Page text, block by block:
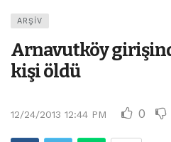
ARŞIV
Arnavutköy
kişi öldü
12/24/2013 12:44 PM 0